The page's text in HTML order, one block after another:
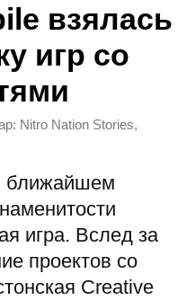
взялась
игр со
Nitro Nation Stories,
ближайшем
игра. Вслед за
проектов со
Creative